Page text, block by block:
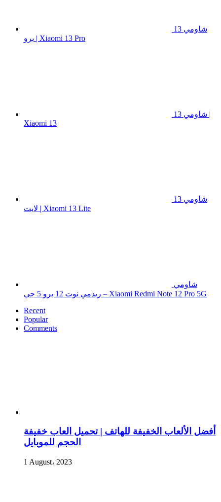
شاومي 13
برو | Xiaomi 13 Pro
شاومي 13 |
Xiaomi 13
شاومي 13
لايت | Xiaomi 13 Lite
شاومي
ريدمي نوت 12 برو 5 جي – Xiaomi Redmi Note 12 Pro 5G
Recent
Popular
Comments
أفضل الألعاب الخفيفة للهاتف | تحميل العاب خفيفة
الحجم للموبايل
1 August، 2023